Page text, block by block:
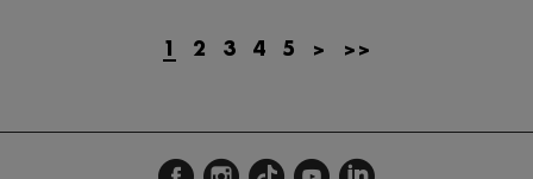
1 2 3 4 5 > >>